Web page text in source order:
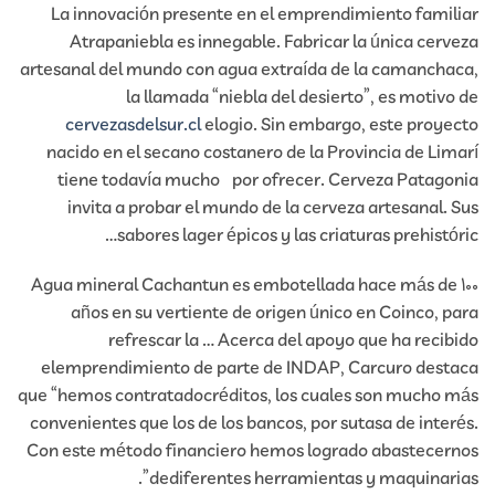
La innovación presente en el emprendimiento familiar
Atrapaniebla es innegable. Fabricar la única cerveza
artesanal del mundo con agua extraída de la camanchaca,
la llamada “niebla del desierto”, es motivo de
cervezasdelsur.clelogio. Sin embargo, este proyecto
nacido en el secano costanero de la Provincia de Limarí
tiene todavía mucho por ofrecer. Cerveza Patagonia
invita a probar el mundo de la cerveza artesanal. Sus
sabores lager épicos y las criaturas prehistóric…
Agua mineral Cachantun es embotellada hace más de 100
años en su vertiente de origen único en Coinco, para
refrescar la … Acerca del apoyo que ha recibido
elemprendimiento de parte de INDAP, Carcuro destaca
que “hemos contratadocréditos, los cuales son mucho más
convenientes que los de los bancos, por sutasa de interés.
Con este método financiero hemos logrado abastecernos
dediferentes herramientas y maquinarias”.